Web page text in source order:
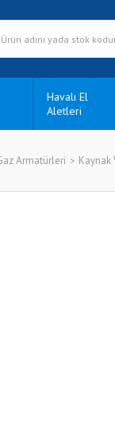
Havalı El
Aletleri
Armatürleri Kaynak